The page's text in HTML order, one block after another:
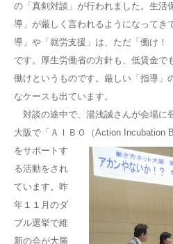
の「真剣対談」が行われました。生活
導」が厳しく言われるようになってき
導」や「就労支援」は、ただ「働け
です。厚生労働省の方針も、低賃金で
働けというものです。厳しい「指導」
なケースも出ています。
対談の途中で、湯浅誠さんが会場
大阪で「ＡＩＢＯ（Action Incubation
をサポートす
る活動をされ
ています。昨
年１１月のダ
ブル選挙で維
新の会が大勝